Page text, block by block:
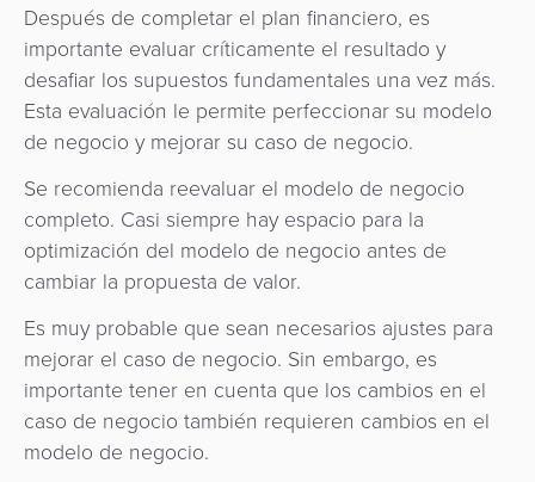
Después de completar el plan financiero, es
importante evaluar críticamente el resultado y
desafiar los supuestos fundamentales una vez más.
Esta evaluación le permite perfeccionar su modelo
de negocio y mejorar su caso de negocio.
Se recomienda reevaluar el modelo de negocio
completo. Casi siempre hay espacio para la
optimización del modelo de negocio antes de
cambiar la propuesta de valor.
Es muy probable que sean necesarios ajustes para
mejorar el caso de negocio. Sin embargo, es
importante tener en cuenta que los cambios en el
caso de negocio también requieren cambios en el
modelo de negocio.